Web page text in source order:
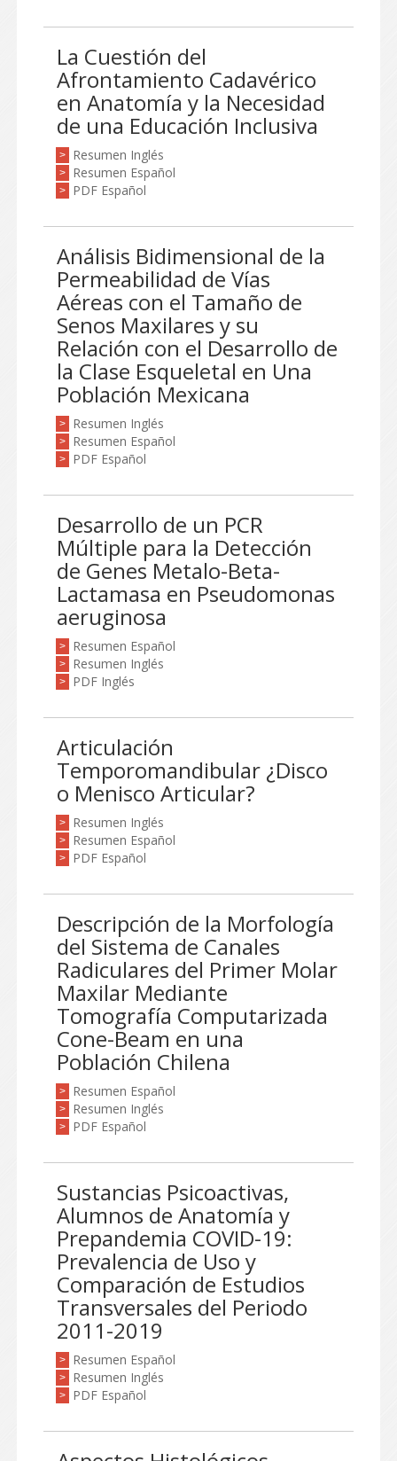
La Cuestión del
Afrontamiento Cadavérico
en Anatomía y la Necesidad
de una Educación Inclusiva
> Resumen Inglés
> Resumen Español
> PDF Español
Análisis Bidimensional de la
Permeabilidad de Vías
Aéreas con el Tamaño de
Senos Maxilares y su
Relación con el Desarrollo de
la Clase Esqueletal en Una
Población Mexicana
> Resumen Inglés
> Resumen Español
> PDF Español
Desarrollo de un PCR
Múltiple para la Detección
de Genes Metalo-Beta-
Lactamasa en Pseudomonas
aeruginosa
> Resumen Español
> Resumen Inglés
> PDF Inglés
Articulación
Temporomandibular ¿Disco
o Menisco Articular?
> Resumen Inglés
> Resumen Español
> PDF Español
Descripción de la Morfología
del Sistema de Canales
Radiculares del Primer Molar
Maxilar Mediante
Tomografía Computarizada
Cone-Beam en una
Población Chilena
> Resumen Español
> Resumen Inglés
> PDF Español
Sustancias Psicoactivas,
Alumnos de Anatomía y
Prepandemia COVID-19:
Prevalencia de Uso y
Comparación de Estudios
Transversales del Periodo
2011-2019
> Resumen Español
> Resumen Inglés
> PDF Español